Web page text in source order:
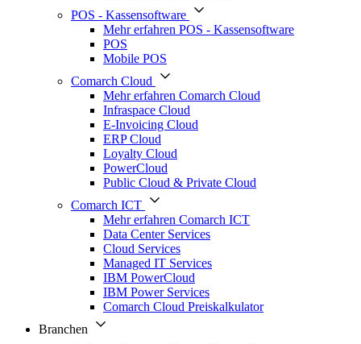
POS - Kassensoftware
Mehr erfahren POS - Kassensoftware
POS
Mobile POS
Comarch Cloud
Mehr erfahren Comarch Cloud
Infraspace Cloud
E-Invoicing Cloud
ERP Cloud
Loyalty Cloud
PowerCloud
Public Cloud & Private Cloud
Comarch ICT
Mehr erfahren Comarch ICT
Data Center Services
Cloud Services
Managed IT Services
IBM PowerCloud
IBM Power Services
Comarch Cloud Preiskalkulator
Branchen